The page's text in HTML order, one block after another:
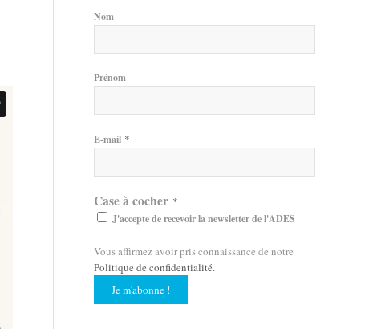
Nom
Prénom
E-mail *
Case à cocher *
J'accepte de recevoir la newsletter de l'ADES
Vous affirmez avoir pris connaissance de notre
Politique de confidentialité.